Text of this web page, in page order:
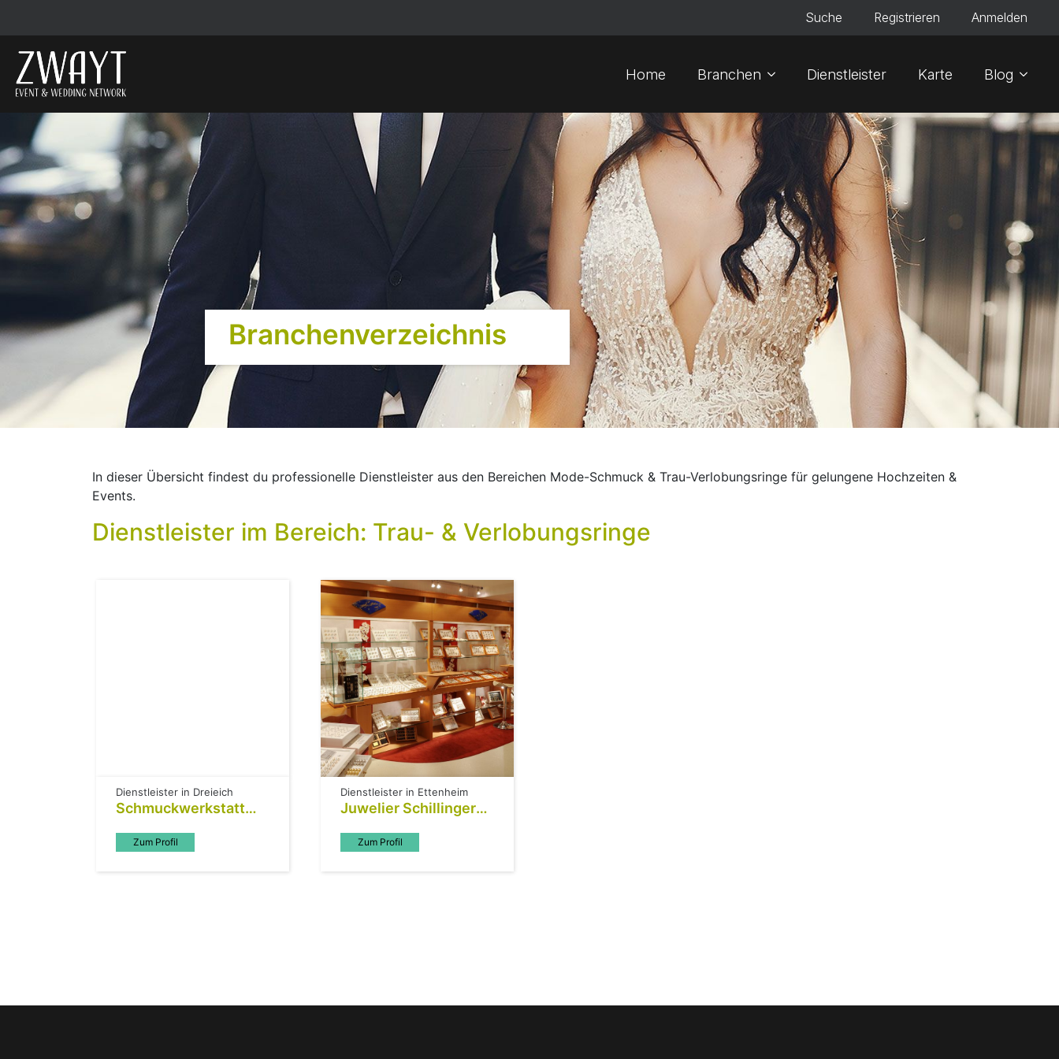
Suche Registrieren Anmelden
Home Branchen Dienstleister Karte Blog
Branchenverzeichnis
In dieser Übersicht findest du professionelle Dienstleister aus den Bereichen Mode-Schmuck & Trau-Verlobungsringe für gelungene Hochzeiten &
Events.
Dienstleister im Bereich: Trau- & Verlobungsringe
Dienstleister in Dreieich
Schmuckwerkstatt
Zum Profil
Dienstleister in Ettenheim
Juwelier Schillinger
Zum Profil